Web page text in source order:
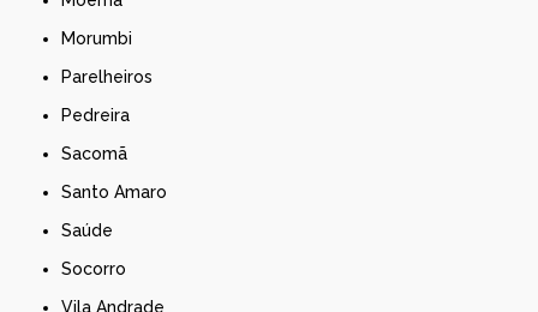
Morumbi
Parelheiros
Pedreira
Sacomã
Santo Amaro
Saúde
Socorro
Vila Andrade